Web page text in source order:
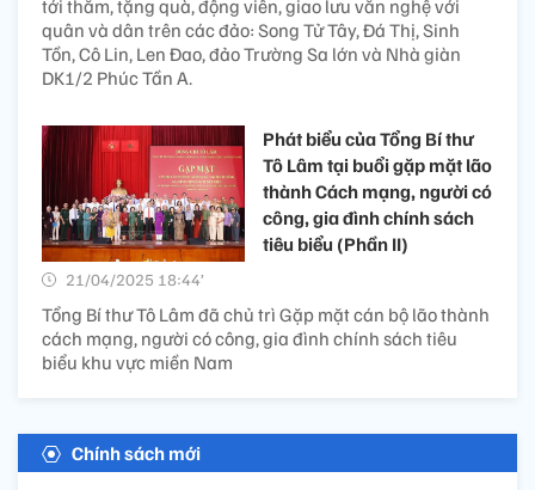
tới thăm, tặng quà, động viên, giao lưu văn nghệ với
quân và dân trên các đảo: Song Tử Tây, Đá Thị, Sinh
Tồn, Cô Lin, Len Đao, đảo Trường Sa lớn và Nhà giàn
DK1/2 Phúc Tần A.
Phát biểu của Tổng Bí thư
Tô Lâm tại buổi gặp mặt lão
thành Cách mạng, người có
công, gia đình chính sách
tiêu biểu (Phần II)
21/04/2025 18:44’
Tổng Bí thư Tô Lâm đã chủ trì Gặp mặt cán bộ lão thành
cách mạng, người có công, gia đình chính sách tiêu
biểu khu vực miền Nam
Chính sách mới